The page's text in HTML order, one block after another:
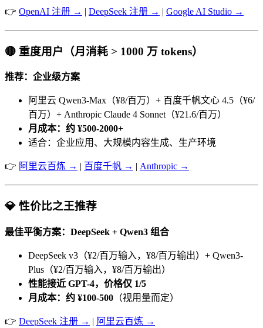
👉 OpenAI 注册 → | DeepSeek 注册 → | Google AI Studio →
🔴 重度用户（月消耗 > 1000 万 tokens）
推荐：企业级方案
阿里云 Qwen3-Max（¥8/百万）+ 百度千帆文心 4.5（¥6/
百万）+ Anthropic Claude 4 Sonnet（¥21.6/百万）
月成本：约 ¥500-2000+
适合：企业应用、大规模内容生成、生产环境
👉 阿里云百炼 → | 百度千帆 → | Anthropic →
💎 性价比之王推荐
最佳平衡方案：DeepSeek + Qwen3 组合
DeepSeek v3（¥2/百万输入，¥8/百万输出）+ Qwen3-
Plus（¥2/百万输入，¥8/百万输出）
性能接近 GPT-4，价格仅 1/5
月成本：约 ¥100-500 （视用量而定）
👉 DeepSeek 注册 → | 阿里云百炼 →